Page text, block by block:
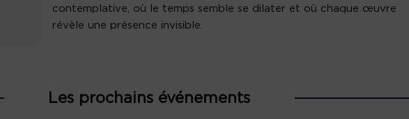
contemplative, où le temps semble se dilater et où chaque œuvre
révèle une présence invisible.
Les prochains événements